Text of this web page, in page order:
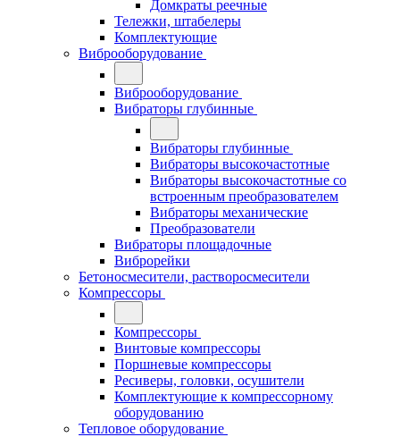
Домкраты реечные
Тележки, штабелеры
Комплектующие
Виброоборудование
Виброоборудование
Вибраторы глубинные
Вибраторы глубинные
Вибраторы высокочастотные
Вибраторы высокочастотные со
встроенным преобразователем
Вибраторы механические
Преобразователи
Вибраторы площадочные
Виброрейки
Бетоносмесители, растворосмесители
Компрессоры
Компрессоры
Винтовые компрессоры
Поршневые компрессоры
Ресиверы, головки, осушители
Комплектующие к компрессорному
оборудованию
Тепловое оборудование